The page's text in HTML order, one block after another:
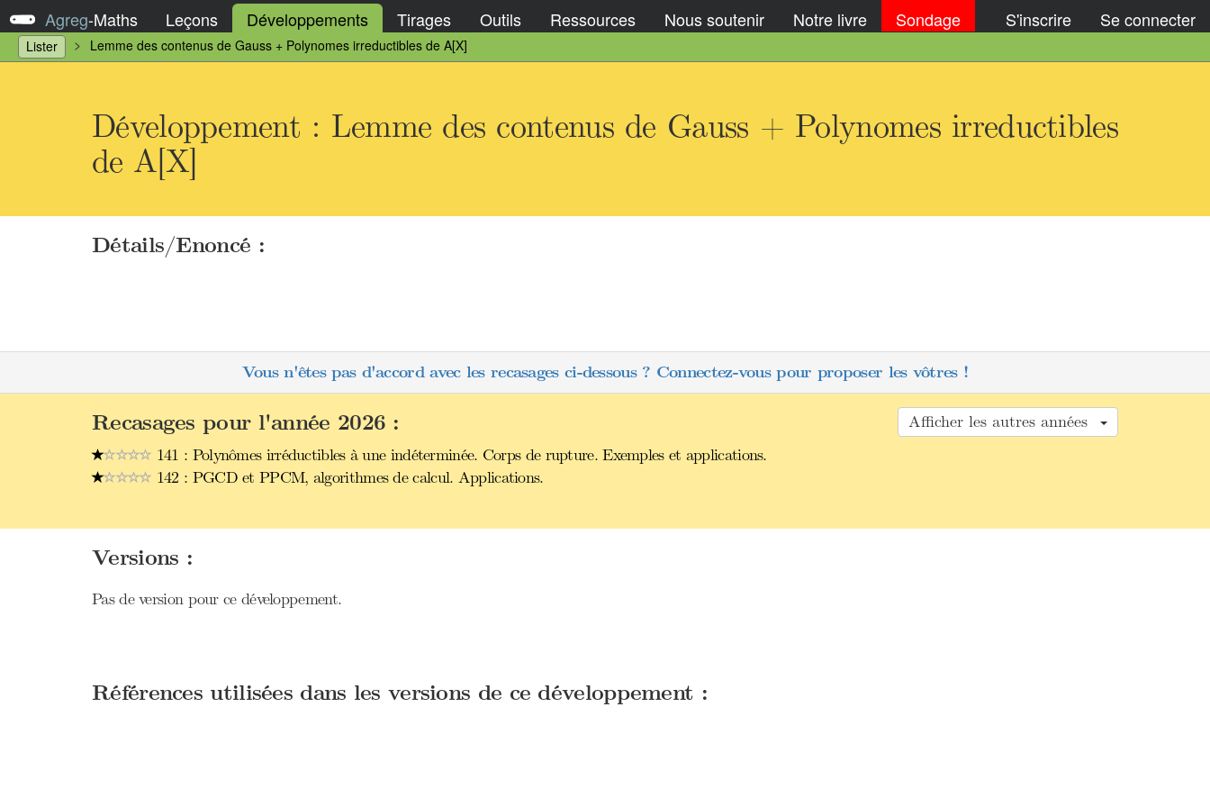
Agreg-Maths Leçons Développements Tirages Outils Ressources Nous soutenir Notre livre Sondage S'inscrire Se connecter
Lister Lemme des contenus de Gauss + Polynomes irreductibles de A[X]
Développement : Lemme des contenus de Gauss + Polynomes irreductibles
de A[X]
Détails/Enoncé :
Vous n'êtes pas d'accord avec les recasages ci-dessous ? Connectez-vous pour proposer les vôtres !
Afficher les autres années
Recasages pour l'année 2026 :
141 : Polynômes irréductibles à une indéterminée. Corps de rupture. Exemples et applications.
142 : PGCD et PPCM, algorithmes de calcul. Applications.
Versions :
Pas de version pour ce développement.
Références utilisées dans les versions de ce développement :